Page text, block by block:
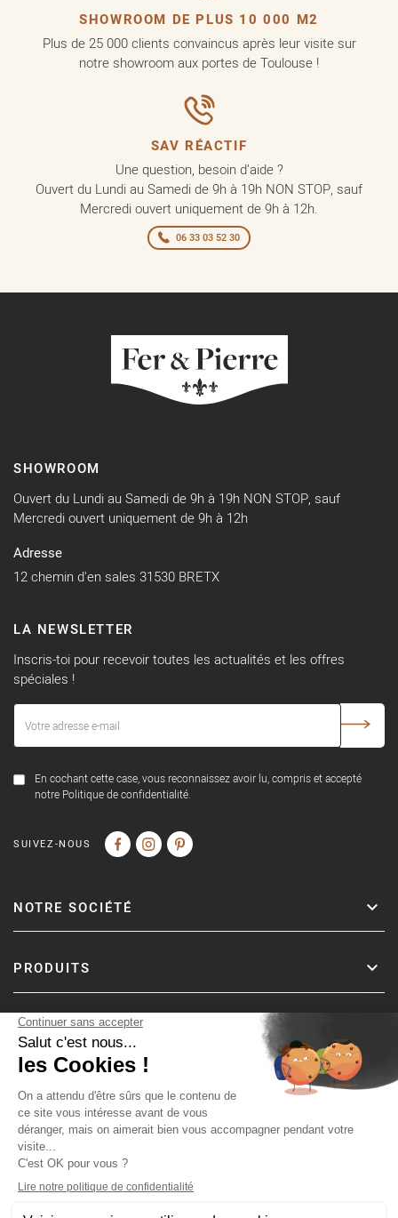
SHOWROOM DE PLUS 10 000 M2
Plus de 25 000 clients convaincus après leur visite sur
notre showroom aux portes de Toulouse !
SAV RÉACTIF
Une question, besoin d’aide ?
Ouvert du Lundi au Samedi de 9h à 19h NON STOP, sauf
Mercredi ouvert uniquement de 9h à 12h.
06 33 03 52 30
SHOWROOM
Ouvert du Lundi au Samedi de 9h à 19h NON STOP, sauf
Mercredi ouvert uniquement de 9h à 12h
Adresse
12 chemin d'en sales 31530 BRETX
LA NEWSLETTER
Inscris-toi pour recevoir toutes les actualités et les offres
spéciales !
En cochant cette case, vous reconnaissez avoir lu, compris et accepté
notre Politique de confidentialité.
SUIVEZ-NOUS
NOTRE SOCIÉTÉ
PRODUITS
Copyright © Fer & Pierre avec coeur par wapiti